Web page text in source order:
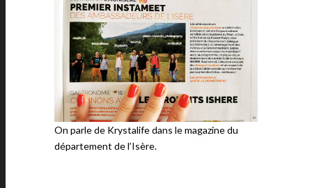
On parle de Krystalife dans le magazine du
département de l’Isère.